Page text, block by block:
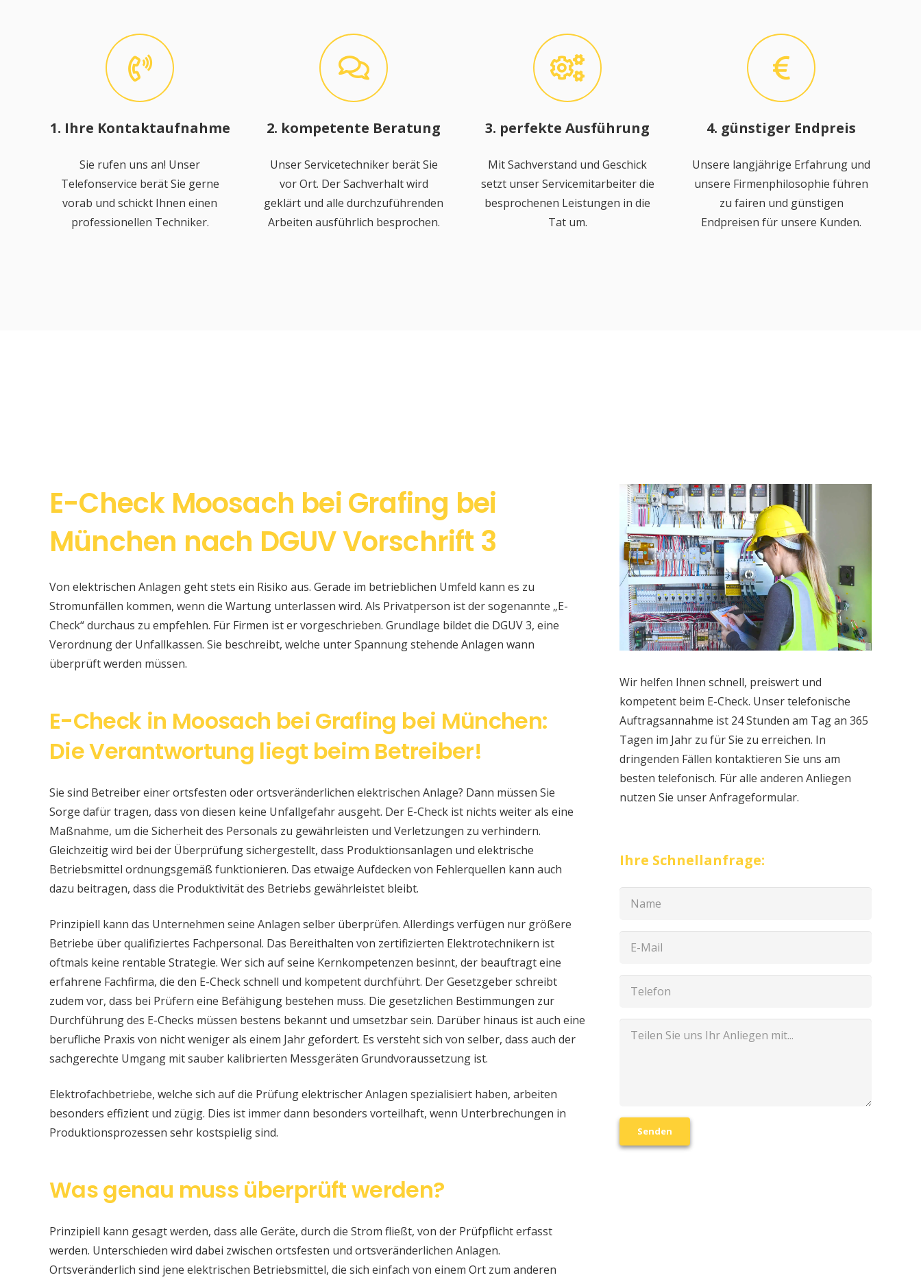
1. Ihre Kontaktaufnahme
Sie rufen uns an! Unser
Telefonservice berät Sie gerne
vorab und schickt Ihnen einen
professionellen Techniker.
2. kompetente Beratung
Unser Servicetechniker berät Sie
vor Ort. Der Sachverhalt wird
geklärt und alle durchzuführenden
Arbeiten ausführlich besprochen.
3. perfekte Ausführung
Mit Sachverstand und Geschick
setzt unser Servicemitarbeiter die
besprochenen Leistungen in die
Tat um.
4. günstiger Endpreis
Unsere langjährige Erfahrung und
unsere Firmenphilosophie führen
zu fairen und günstigen
Endpreisen für unsere Kunden.
E-Check Moosach bei Grafing bei
München nach DGUV Vorschrift 3
Von elektrischen Anlagen geht stets ein Risiko aus. Gerade im betrieblichen Umfeld kann es zu
Stromunfällen kommen, wenn die Wartung unterlassen wird. Als Privatperson ist der sogenannte „E-
Check“ durchaus zu empfehlen. Für Firmen ist er vorgeschrieben. Grundlage bildet die DGUV 3, eine
Verordnung der Unfallkassen. Sie beschreibt, welche unter Spannung stehende Anlagen wann
überprüft werden müssen.
E-Check in Moosach bei Grafing bei München:
Die Verantwortung liegt beim Betreiber!
Sie sind Betreiber einer ortsfesten oder ortsveränderlichen elektrischen Anlage? Dann müssen Sie
Sorge dafür tragen, dass von diesen keine Unfallgefahr ausgeht. Der E-Check ist nichts weiter als eine
Maßnahme, um die Sicherheit des Personals zu gewährleisten und Verletzungen zu verhindern.
Gleichzeitig wird bei der Überprüfung sichergestellt, dass Produktionsanlagen und elektrische
Betriebsmittel ordnungsgemäß funktionieren. Das etwaige Aufdecken von Fehlerquellen kann auch
dazu beitragen, dass die Produktivität des Betriebs gewährleistet bleibt.
Prinzipiell kann das Unternehmen seine Anlagen selber überprüfen. Allerdings verfügen nur größere
Betriebe über qualifiziertes Fachpersonal. Das Bereithalten von zertifizierten Elektrotechnikern ist
oftmals keine rentable Strategie. Wer sich auf seine Kernkompetenzen besinnt, der beauftragt eine
erfahrene Fachfirma, die den E-Check schnell und kompetent durchführt. Der Gesetzgeber schreibt
zudem vor, dass bei Prüfern eine Befähigung bestehen muss. Die gesetzlichen Bestimmungen zur
Durchführung des E-Checks müssen bestens bekannt und umsetzbar sein. Darüber hinaus ist auch eine
berufliche Praxis von nicht weniger als einem Jahr gefordert. Es versteht sich von selber, dass auch der
sachgerechte Umgang mit sauber kalibrierten Messgeräten Grundvoraussetzung ist.
Elektrofachbetriebe, welche sich auf die Prüfung elektrischer Anlagen spezialisiert haben, arbeiten
besonders effizient und zügig. Dies ist immer dann besonders vorteilhaft, wenn Unterbrechungen in
Produktionsprozessen sehr kostspielig sind.
Was genau muss überprüft werden?
Prinzipiell kann gesagt werden, dass alle Geräte, durch die Strom fließt, von der Prüfpflicht erfasst
werden. Unterschieden wird dabei zwischen ortsfesten und ortsveränderlichen Anlagen.
Ortsveränderlich sind jene elektrischen Betriebsmittel, die sich einfach von einem Ort zum anderen
Wir helfen Ihnen schnell, preiswert und
kompetent beim E-Check. Unser telefonische
Auftragsannahme ist 24 Stunden am Tag an 365
Tagen im Jahr zu für Sie zu erreichen. In
dringenden Fällen kontaktieren Sie uns am
besten telefonisch. Für alle anderen Anliegen
nutzen Sie unser Anfrageformular.
Ihre Schnellanfrage:
Senden